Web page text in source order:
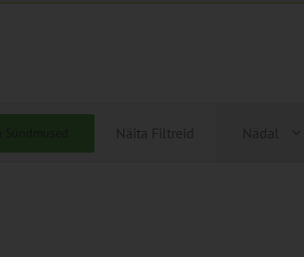
Näita Filtreid
Views
Nädal